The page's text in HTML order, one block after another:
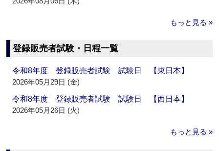
もっと見る »
登録販売者試験・日程一覧
令和8年度 登録販売者試験 試験日 【東日本】
2026年05月29日 (金)
令和8年度 登録販売者試験 試験日 【西日本】
2026年05月26日 (火)
もっと見る »